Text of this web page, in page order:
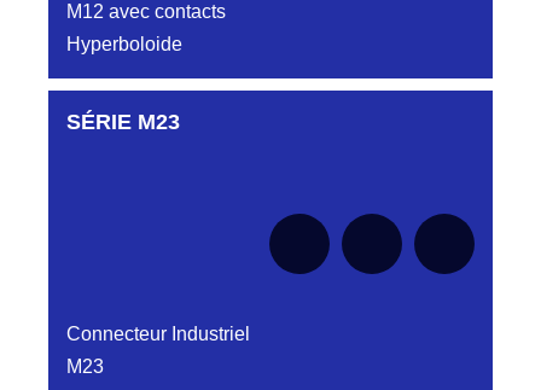
M12 avec contacts
Hyperboloide
Aucune pièce disponible pour cette série pour
SÉRIE M23
Connecteur Industriel
M23